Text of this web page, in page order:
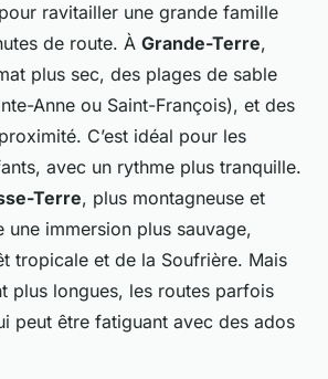
ravitailler une grande famille
de route. À Grande-Terre,
plus sec, des plages de sable
Anne ou Saint-François), et des
C’est idéal pour les
avec un rythme plus tranquille.
Terre, plus montagneuse et
immersion plus sauvage,
tropicale et de la Soufrière. Mais
plus longues, les routes parfois
peut être fatiguant avec des ados